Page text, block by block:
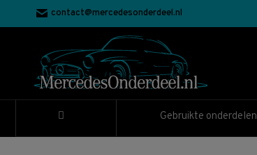
contact@mercedesonderdeel.nl
Gebruikte onderdelen